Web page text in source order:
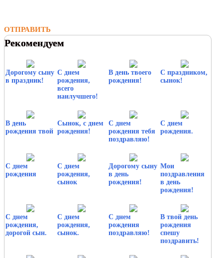
ОТПРАВИТЬ
Рекомендуем
Дорогому сыну
в праздник!
С днем
рождения,
всего
наилучшего!
В день твоего
рождения!
С праздником,
сынок!
В день
рождения твой
Сынок, с днем
рождения!
С днем
рождения тебя
поздравляю!
С днем
рождения.
С днем
рождения
С днем
рождения,
сынок
Дорогому сыну
в день
рождения!
Мои
поздравления
в день
рождения!
С днем
рождения,
дорогой сын.
С днем
рождения,
сынок.
С днем
рождения
поздравляю!
В твой день
рождения
спешу
поздравить!